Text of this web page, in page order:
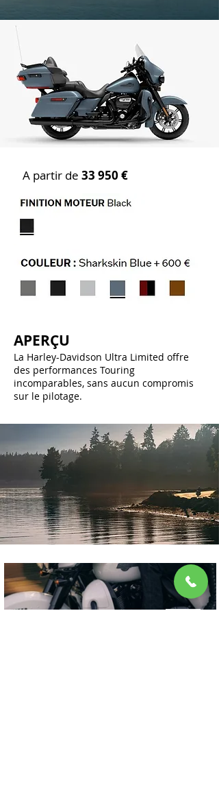
A partir de 33 950 €
APERÇU
La Harley-Davidson Ultra Limited offre
des performances Touring
incomparables, sans aucun compromis
sur le pilotage.